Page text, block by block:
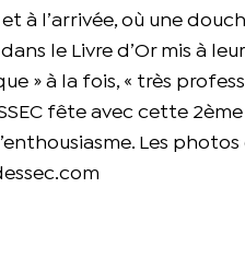
à l’arrivée, où une
le Livre d’Or mis à
» à la fois, « très
fête avec cette
Les photos